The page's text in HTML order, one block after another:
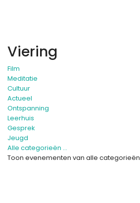
Viering
Film
Meditatie
Cultuur
Actueel
Ontspanning
Leerhuis
Gesprek
Jeugd
Alle categorieën ...
Toon evenementen van alle categorieën